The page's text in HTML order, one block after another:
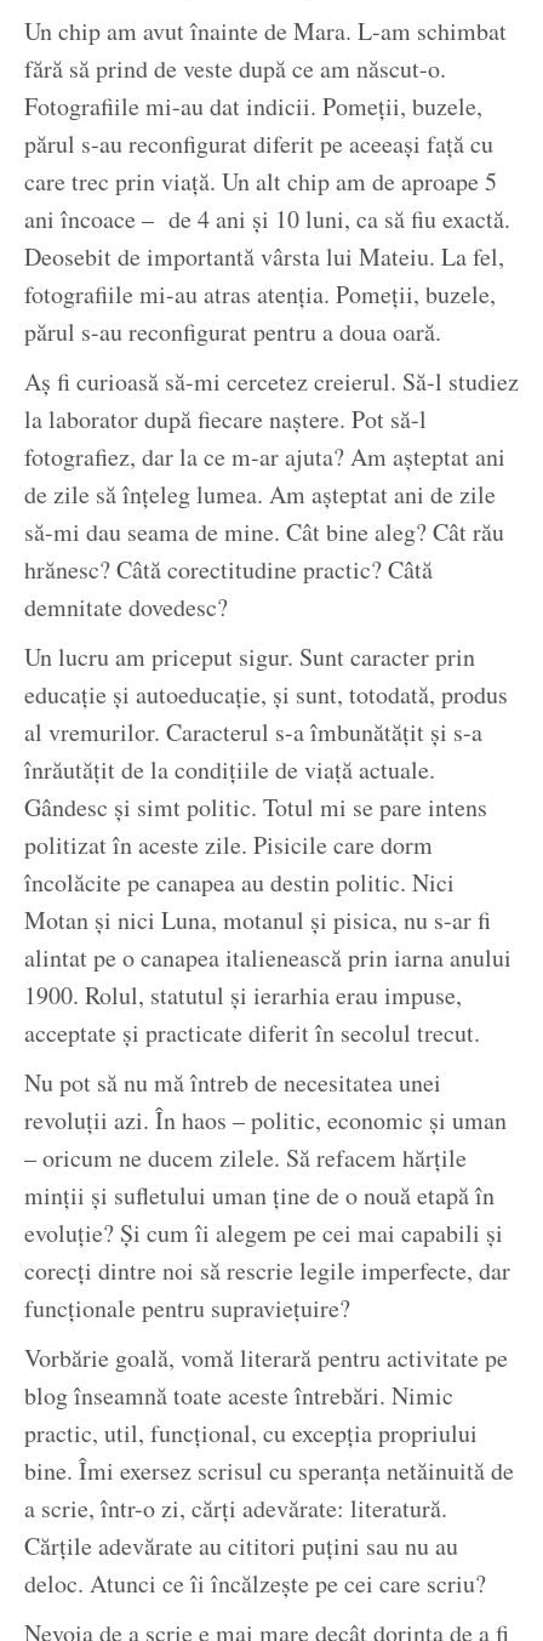
Un chip am avut înainte de Mara. L-am schimbat
fără să prind de veste după ce am născut-o.
Fotografiile mi-au dat indicii. Pomeții, buzele,
părul s-au reconfigurat diferit pe aceeași față cu
care trec prin viață. Un alt chip am de aproape 5
ani încoace – de 4 ani și 10 luni, ca să fiu exactă.
Deosebit de importantă vârsta lui Mateiu. La fel,
fotografiile mi-au atras atenția. Pomeții, buzele,
părul s-au reconfigurat pentru a doua oară.
Aș fi curioasă să-mi cercetez creierul. Să-l studiez
la laborator după fiecare naștere. Pot să-l
fotografiez, dar la ce m-ar ajuta? Am așteptat ani
de zile să înțeleg lumea. Am așteptat ani de zile
să-mi dau seama de mine. Cât bine aleg? Cât rău
hrănesc? Câtă corectitudine practic? Câtă
demnitate dovedesc?
Un lucru am priceput sigur. Sunt caracter prin
educație și autoeducație, și sunt, totodată, produs
al vremurilor. Caracterul s-a îmbunătățit și s-a
înrăutățit de la condițiile de viață actuale.
Gândesc și simt politic. Totul mi se pare intens
politizat în aceste zile. Pisicile care dorm
încolăcite pe canapea au destin politic. Nici
Motan și nici Luna, motanul și pisica, nu s-ar fi
alintat pe o canapea italienească prin iarna anului
1900. Rolul, statutul și ierarhia erau impuse,
acceptate și practicate diferit în secolul trecut.
Nu pot să nu mă întreb de necesitatea unei
revoluții azi. În haos – politic, economic și uman
– oricum ne ducem zilele. Să refacem hărțile
minții și sufletului uman ține de o nouă etapă în
evoluție? Și cum îi alegem pe cei mai capabili și
corecți dintre noi să rescrie legile imperfecte, dar
funcționale pentru supraviețuire?
Vorbărie goală, vomă literară pentru activitate pe
blog înseamnă toate aceste întrebări. Nimic
practic, util, funcțional, cu excepția propriului
bine. Îmi exersez scrisul cu speranța netăinuită de
a scrie, într-o zi, cărți adevărate: literatură.
Cărțile adevărate au cititori puțini sau nu au
deloc. Atunci ce îi încălzește pe cei care scriu?
Nevoia de a scrie e mai mare decât dorința de a fi